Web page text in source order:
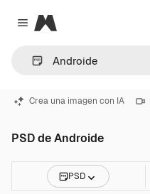
Close menu
Magnific
Crea una imagen con IA
PSD de Androide
PSD